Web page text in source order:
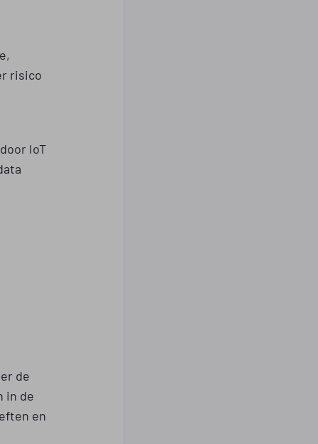
risico
IoT
de
in de
en